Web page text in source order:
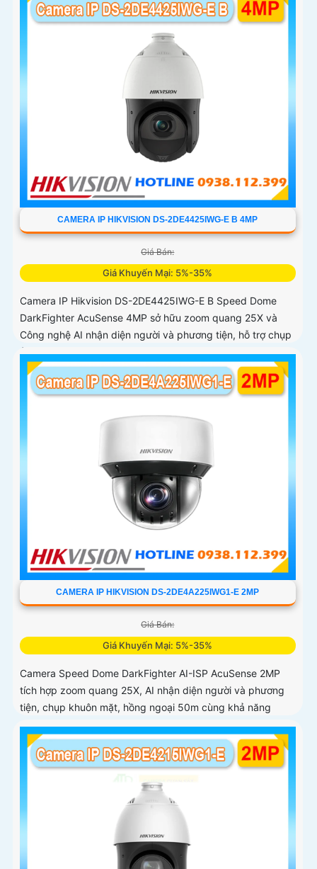
CAMERA IP HIKVISION DS-2DE4425IWG-E B 4MP
Giá Bán:
Giá Khuyến Mại: 5%-35%
Camera IP Hikvision DS-2DE4425IWG-E B Speed Dome
DarkFighter AcuSense 4MP sở hữu zoom quang 25X và
Công nghệ AI nhận diện người và phương tiện, hỗ trợ chụp
ảnh khuôn mặt lên đến 5 khuôn mặt cùng 1 thời điểm
CAMERA IP HIKVISION DS-2DE4A225IWG1-E 2MP
Giá Bán:
Giá Khuyến Mại: 5%-35%
Camera Speed Dome DarkFighter AI-ISP AcuSense 2MP
tích hợp zoom quang 25X, AI nhận diện người và phương
tiện, chụp khuôn mặt, hồng ngoại 50m cùng khả năng
quan sát ban đêm vượt trội cho hệ thống giám sát chuyên
nghiệp